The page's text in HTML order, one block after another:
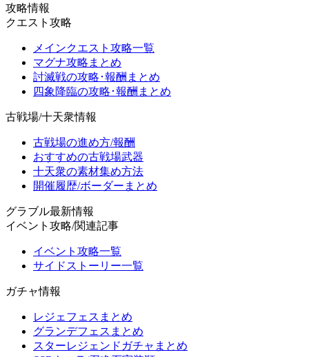
攻略情報
クエスト攻略
メインクエスト攻略一覧
マグナ攻略まとめ
討滅戦の攻略･報酬まとめ
四象降臨の攻略･報酬まとめ
古戦場/十天衆情報
古戦場の進め方/報酬
おすすめの古戦場武器
十天衆の素材集め方法
開催履歴/ボーダーまとめ
グラブル最新情報
イベント攻略/関連記事
イベント攻略一覧
サイドストーリー一覧
ガチャ情報
レジェフェスまとめ
グランデフェスまとめ
スターレジェンドガチャまとめ